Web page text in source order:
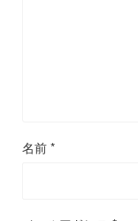
名前 *